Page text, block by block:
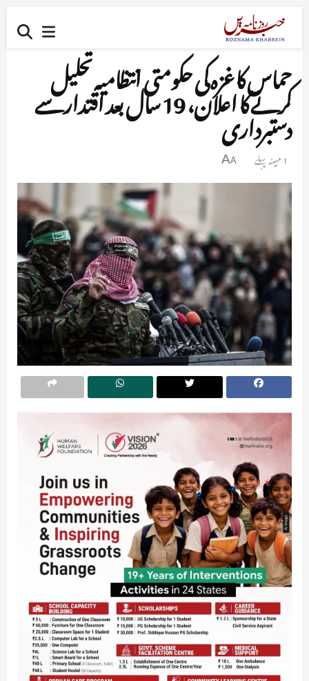
حماس کا غزہ کی حکومتی انتظامیہ تحلیل
کرنے کا اعلان، 19 سال بعد اقتدار سے دستبرداری
1 مہینہ پہلے A
A